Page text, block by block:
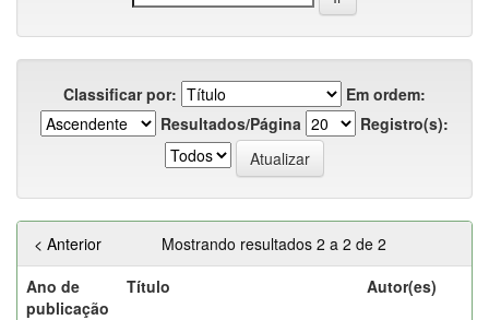
Classificar por:
Em ordem:
Resultados/Página
Registro(s):
Mostrando resultados 2 a 2 de 2
< Anterior
Ano de
publicação
Título Autor(es)